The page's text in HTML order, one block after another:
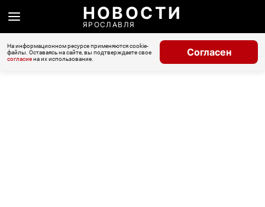
НОВОСТИ
ЯРОСЛАВЛЯ
На информационном ресурсе применяются cookie-
файлы. Оставаясь на сайте, вы подтверждаете свое
согласиена их использование.
Согласен